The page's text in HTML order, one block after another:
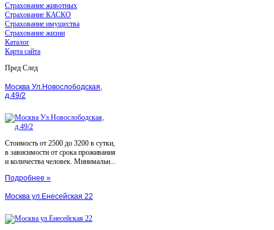
Страхование животных
Страхование КАСКО
Страхование имущества
Страхование жизни
Каталог
Карта сайта
Пред След
Москва Ул.Новослободская,
д.49/2
Стоимость от 2500 до 3200 в сутки,
в зависимости от срока проживания
и количества человек. Минимальн...
Подробнее »
Москва ул.Енесейская 22